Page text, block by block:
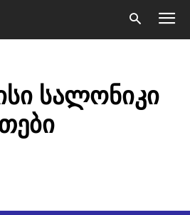
სალონიკი